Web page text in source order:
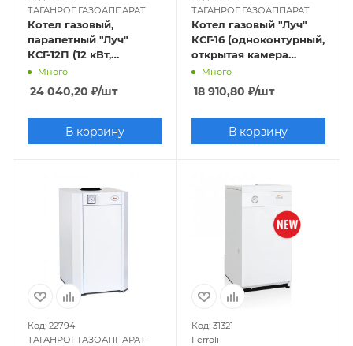
ТАГАНРОГ ГАЗОАППАРАТ
Котел газовый,
парапетный "Луч"
КСГ-12П (12 кВт,
одноконтурный,
закрытая камера),
труба отдельно
Много
24 040,20 ₽/шт
В корзину
ТАГАНРОГ ГАЗОАППАРАТ
Котел газовый "Луч"
КСГ-16 (одноконтурный,
открытая камера
сгорания)
Много
18 910,80 ₽/шт
В корзину
Код: 22794
ТАГАНРОГ ГАЗОАППАРАТ
Код: 31321
Ferroli